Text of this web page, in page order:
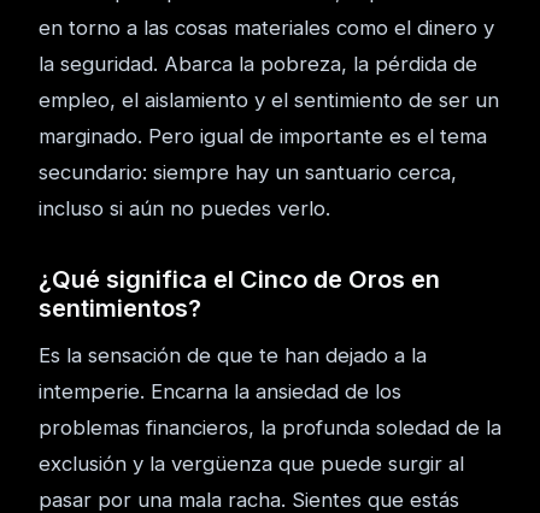
en torno a las cosas materiales como el dinero y
la seguridad. Abarca la pobreza, la pérdida de
empleo, el aislamiento y el sentimiento de ser un
marginado. Pero igual de importante es el tema
secundario: siempre hay un santuario cerca,
incluso si aún no puedes verlo.
¿Qué significa el Cinco de Oros en
sentimientos?
Es la sensación de que te han dejado a la
intemperie. Encarna la ansiedad de los
problemas financieros, la profunda soledad de la
exclusión y la vergüenza que puede surgir al
pasar por una mala racha. Sientes que estás